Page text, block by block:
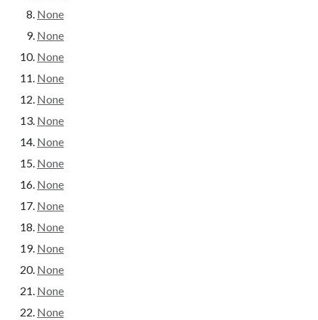
None
None
None
None
None
None
None
None
None
None
None
None
None
None
None